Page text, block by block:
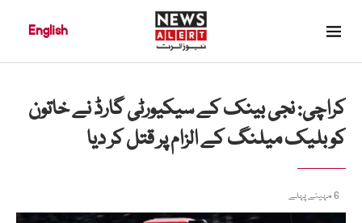
English
کراچی: نجی بینک کے سیکیورٹی گارڈ نے خاتون
کو بلیک میلنگ کے الزام پر قتل کر دیا
6 مہینے پہلے